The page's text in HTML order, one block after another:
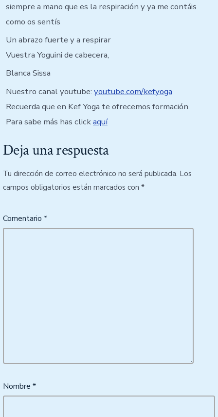
siempre a mano que es la respiración y ya me contáis
como os sentís
Un abrazo fuerte y a respirar
Vuestra Yoguini de cabecera,
Blanca Sissa
Nuestro canal youtube: youtube.com/kefyoga
Recuerda que en Kef Yoga te ofrecemos formación.
Para sabe más has clickaquí
Deja una respuesta
Tu dirección de correo electrónico no será publicada. Los
campos obligatorios están marcados con *
Comentario *
Nombre *